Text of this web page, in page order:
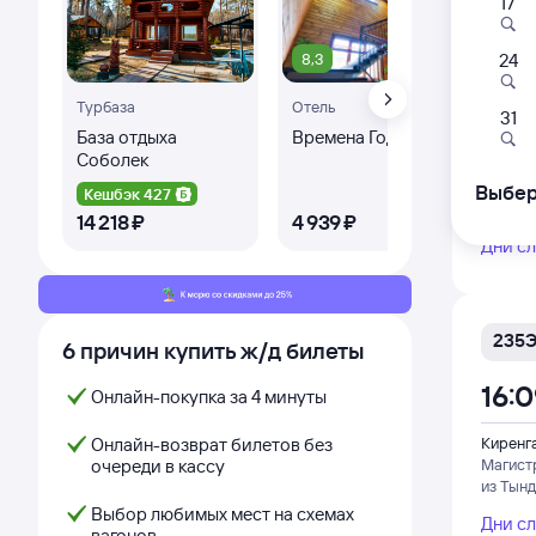
Турбаза
База отдыха
Соболек
Кешбэк 427
14 ⁠218 ⁠₽
8,3
Отель
Времена Года
4 ⁠939 ⁠₽
6 причин купить ж/д билеты
Онлайн-покупка за 4 минуты
Онлайн-возврат билетов без
очереди в кассу
Выбор любимых мест на схемах
273И
из
Дни
235Э
из
Дни
24
31